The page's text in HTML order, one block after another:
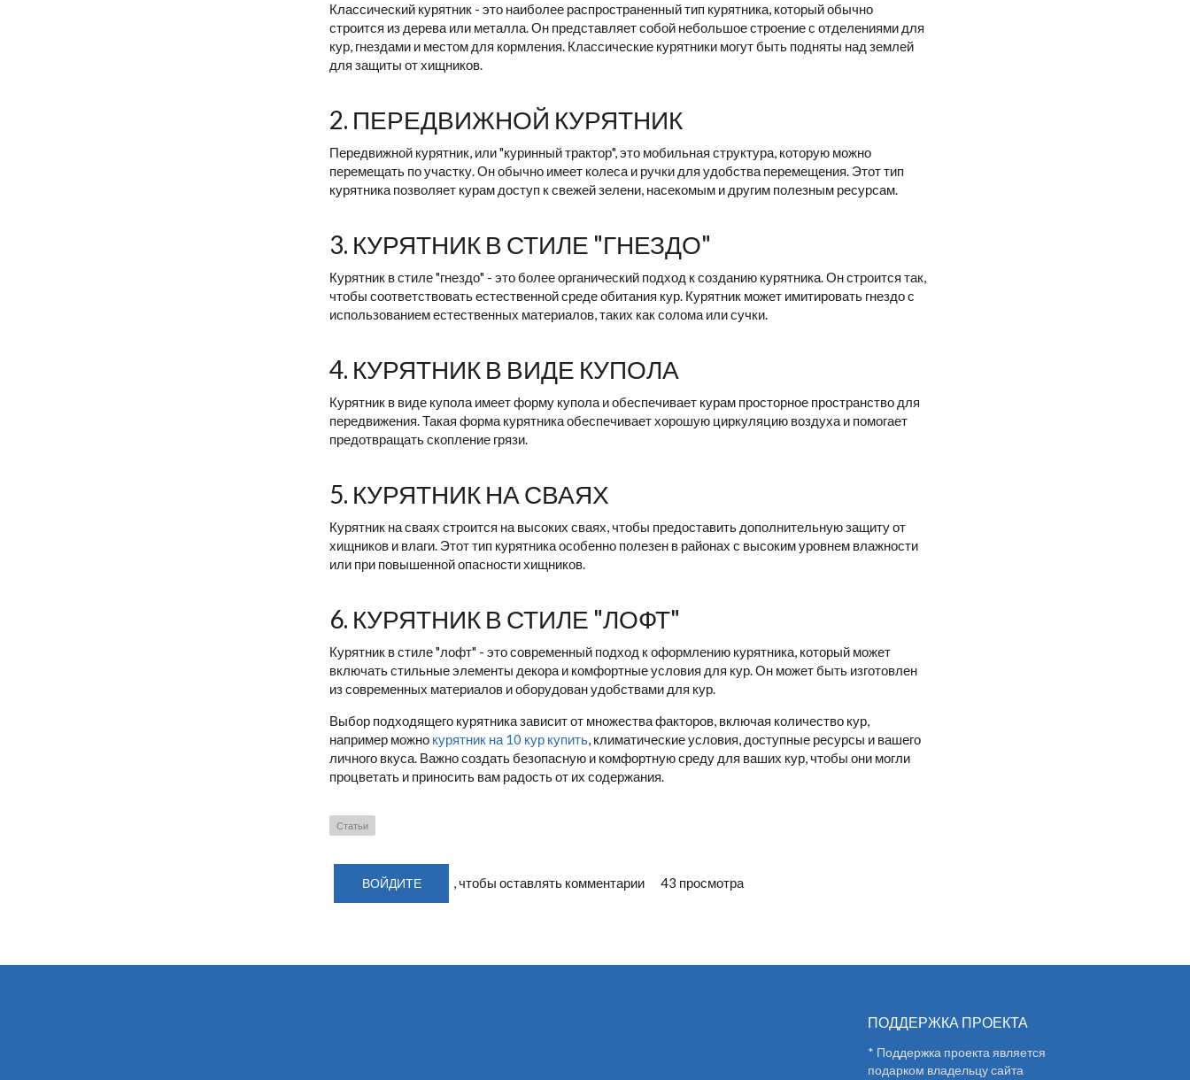
Классический курятник - это наиболее распространенный тип курятника, который обычно
строится из дерева или металла. Он представляет собой небольшое строение с отделениями для
кур, гнездами и местом для кормления. Классические курятники могут быть подняты над землей
для защиты от хищников.
2. ПЕРЕДВИЖНОЙ КУРЯТНИК
Передвижной курятник, или "куринный трактор", это мобильная структура, которую можно
перемещать по участку. Он обычно имеет колеса и ручки для удобства перемещения. Этот тип
курятника позволяет курам доступ к свежей зелени, насекомым и другим полезным ресурсам.
3. КУРЯТНИК В СТИЛЕ "ГНЕЗДО"
Курятник в стиле "гнездо" - это более органический подход к созданию курятника. Он строится так,
чтобы соответствовать естественной среде обитания кур. Курятник может имитировать гнездо с
использованием естественных материалов, таких как солома или сучки.
4. КУРЯТНИК В ВИДЕ КУПОЛА
Курятник в виде купола имеет форму купола и обеспечивает курам просторное пространство для
передвижения. Такая форма курятника обеспечивает хорошую циркуляцию воздуха и помогает
предотвращать скопление грязи.
5. КУРЯТНИК НА СВАЯХ
Курятник на сваях строится на высоких сваях, чтобы предоставить дополнительную защиту от
хищников и влаги. Этот тип курятника особенно полезен в районах с высоким уровнем влажности
или при повышенной опасности хищников.
6. КУРЯТНИК В СТИЛЕ "ЛОФТ"
Курятник в стиле "лофт" - это современный подход к оформлению курятника, который может
включать стильные элементы декора и комфортные условия для кур. Он может быть изготовлен
из современных материалов и оборудован удобствами для кур.
Выбор подходящего курятника зависит от множества факторов, включая количество кур,
например можно курятник на 10 кур купить, климатические условия, доступные ресурсы и вашего
личного вкуса. Важно создать безопасную и комфортную среду для ваших кур, чтобы они могли
процветать и приносить вам радость от их содержания.
Статьи
ВОЙДИТЕ , чтобы оставлять комментарии 43 просмотра
ПОДДЕРЖКА ПРОЕКТА
* Поддержка проекта является
подарком владельцу сайта